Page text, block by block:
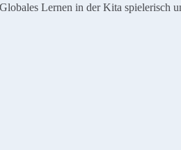
Lernen in der Kita spielerisch